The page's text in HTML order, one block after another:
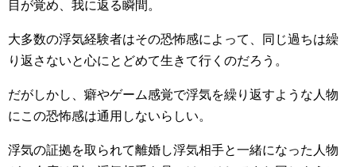
目が覚め、我に返る瞬間。
大多数の浮気経験者はその恐怖感によって、同じ過ちは繰
り返さないと心にとどめて生きて行くのだろう。
だがしかし、癖やゲーム感覚で浮気を繰り返すような人物
にこの恐怖感は通用しないらしい。
浮気の証拠を取られて離婚し浮気相手と一緒になった人物